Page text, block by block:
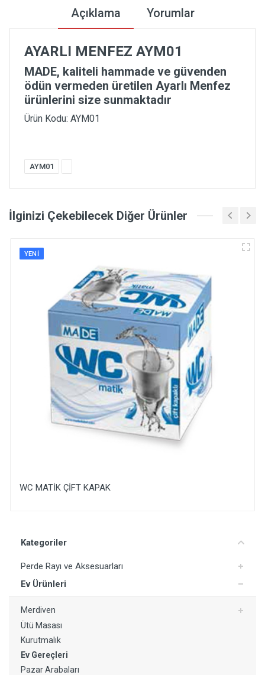
Kategoriler
Perde Rayı ve Aksesuarları
Ev Ürünleri
Merdiven
Ütü Masası
Kurutmalık
Ev Gereçleri
Pazar Arabaları
Açıklama Yorumlar
AYARLI MENFEZ AYM01
MADE, kaliteli hammade ve güvenden
ödün vermeden üretilen Ayarlı Menfez
ürünlerini size sunmaktadır
Ürün Kodu: AYM01
AYM01
İlginizi Çekebilecek Diğer Ürünler
YENI
WC MATİK ÇİFT KAPAK